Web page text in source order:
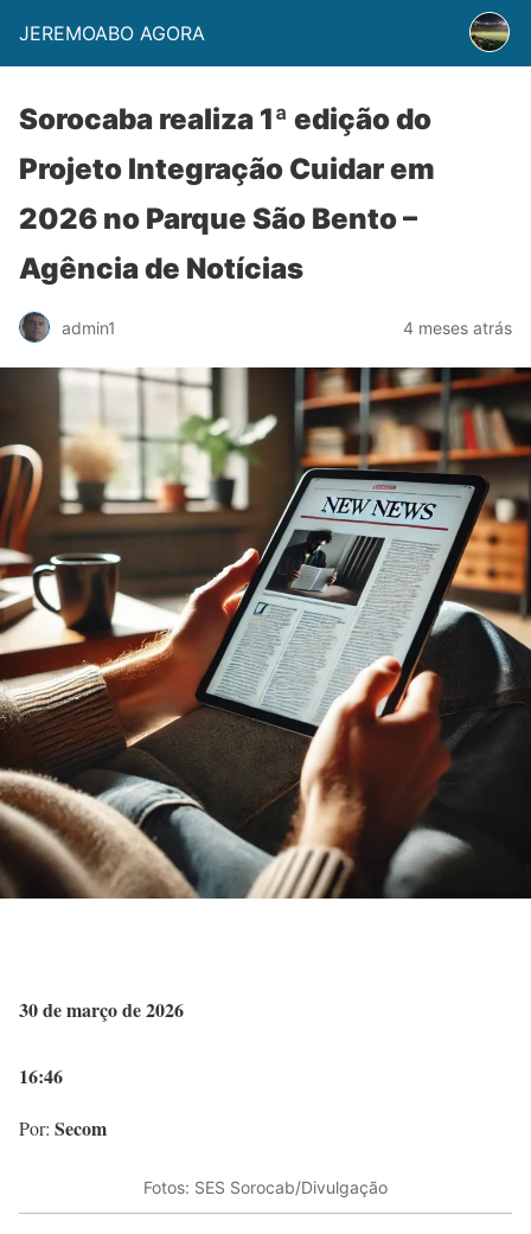
JEREMOABO AGORA
Sorocaba realiza 1ª edição do
Projeto Integração Cuidar em
2026 no Parque São Bento –
Agência de Notícias
admin1 4 meses atrás
30 de março de 2026
16:46
Por: Secom
Fotos: SES Sorocab/Divulgação